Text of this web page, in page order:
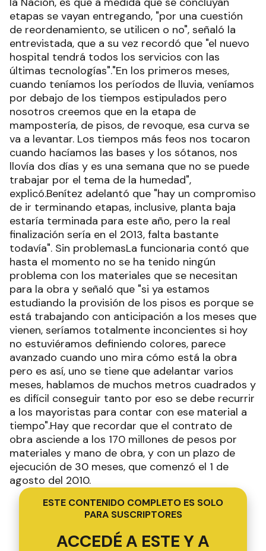
etapas se vayan entregando, "por una cuestión
de reordenamiento, se utilicen o no", señaló la
entrevistada, que a su vez recordó que "el nuevo
hospital tendrá todos los servicios con las
últimas tecnologías"."En los primeros meses,
cuando teníamos los períodos de lluvia, veníamos
por debajo de los tiempos estipulados pero
nosotros creemos que en la etapa de
mampostería, de pisos, de revoque, esa curva se
va a levantar. Los tiempos más feos nos tocaron
cuando hacíamos las bases y los sótanos, nos
llovía dos días y es una semana que no se puede
trabajar por el tema de la humedad",
explicó.Benítez adelantó que "hay un compromiso
de ir terminando etapas, inclusive, planta baja
estaría terminada para este año, pero la real
finalización sería en el 2013, falta bastante
todavía". Sin problemasLa funcionaria contó que
hasta el momento no se ha tenido ningún
problema con los materiales que se necesitan
para la obra y señaló que "si ya estamos
estudiando la provisión de los pisos es porque se
está trabajando con anticipación a los meses que
vienen, seríamos totalmente inconcientes si hoy
no estuviéramos definiendo colores, parece
avanzado cuando uno mira cómo está la obra
pero es así, uno se tiene que adelantar varios
meses, hablamos de muchos metros cuadrados y
es difícil conseguir tanto por eso se debe recurrir
a los mayoristas para contar con ese material a
tiempo".Hay que recordar que el contrato de
obra asciende a los 170 millones de pesos por
materiales y mano de obra, y con un plazo de
ejecución de 30 meses, que comenzó el 1 de
agosto del 2010.
ESTE CONTENIDO COMPLETO ES SOLO
PARA SUSCRIPTORES
ACCEDÉ A ESTE Y A